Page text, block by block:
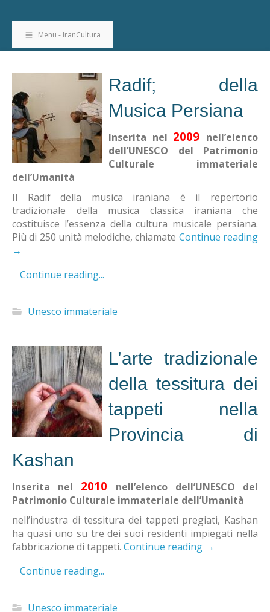
Menu - IranCultura
Radif; della
Musica Persiana
Inserita nel 2009 nell’elenco
dell’UNESCO del Patrimonio
Culturale immateriale
dell’Umanità
Il Radif della musica iraniana è il repertorio
tradizionale della musica classica iraniana che
costituisce l’essenza della cultura musicale persiana.
Più di 250 unità melodiche, chiamate Continue reading
→
Continue reading...
Unesco immateriale
L’arte tradizionale
della tessitura dei
tappeti nella
Provincia di
Kashan
Inserita nel 2010
nell’elenco dell’UNESCO del
Patrimonio Culturale immateriale dell’Umanità
nell’industra di tessitura dei tappeti pregiati, Kashan
ha quasi uno su tre dei suoi residenti impiegati nella
fabbricazione di tappeti. Continue reading →
Continue reading...
Unesco immateriale